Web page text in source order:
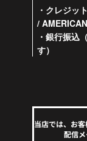
・クレジッ
/
・銀行振込
す）
当店では、お
配信